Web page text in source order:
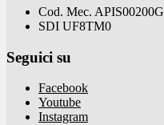
Cod. Mec. APIS00200G
SDI UF8TM0
Seguici su
Facebook
Youtube
Instagram